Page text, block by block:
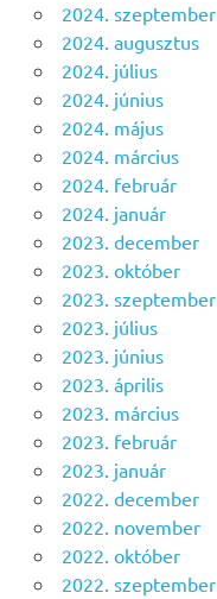
2024. szeptember
2024. augusztus
2024. július
2024. június
2024. május
2024. március
2024. február
2024. január
2023. december
2023. október
2023. szeptember
2023. július
2023. június
2023. április
2023. március
2023. február
2023. január
2022. december
2022. november
2022. október
2022. szeptember